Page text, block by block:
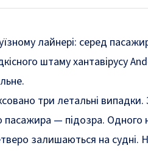
лайнері: серед
штаму хантавірусу
три летальні
— підозра. Одного
залишаються на судні.